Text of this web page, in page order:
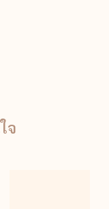
จ